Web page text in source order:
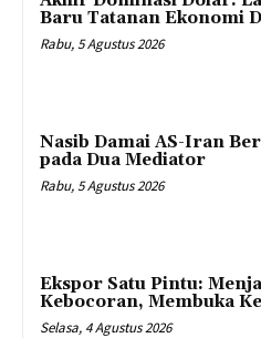
Baru Tatanan Ekonomi
Rabu, 5 Agustus 2026
Nasib Damai AS-Iran
pada Dua Mediator
Rabu, 5 Agustus 2026
Ekspor Satu Pintu:
Kebocoran, Membuka
Selasa, 4 Agustus 2026